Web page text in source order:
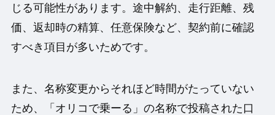
じる可能性があります。途中解約、走行距離、残
価、返却時の精算、任意保険など、契約前に確認
すべき項目が多いためです。
また、名称変更からそれほど時間がたっていない
ため、「オリコで乗ーる」の名称で投稿された口